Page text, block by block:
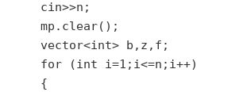
    cin>>n;
    mp.clear();
    vector<int> b,z,f;
    for (int i=1;i<=n;i++)
    {